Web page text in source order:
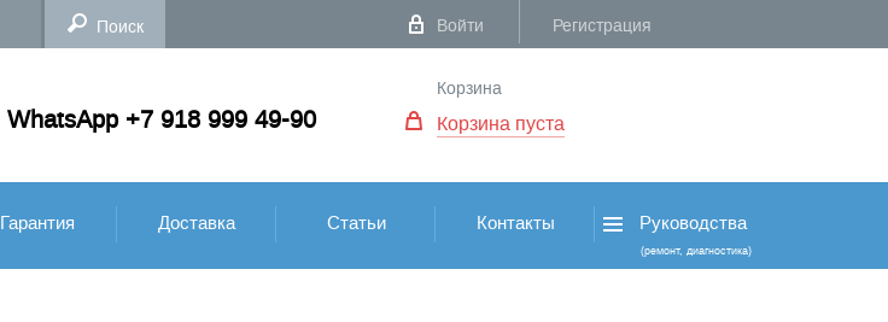
Войти Регистрация
WhatsApp +7 918 999 49-90
Корзина
Корзина пуста
Гарантия Доставка Статьи Контакты Руководства
(ремонт, диагностика)